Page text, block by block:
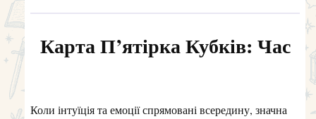
Карта П’ятірка Кубків: Час
Коли інтуїція та емоції спрямовані всередину, значна